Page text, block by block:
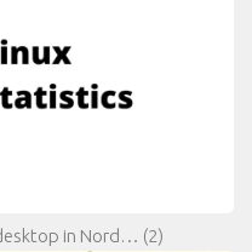
in Nord… (2)